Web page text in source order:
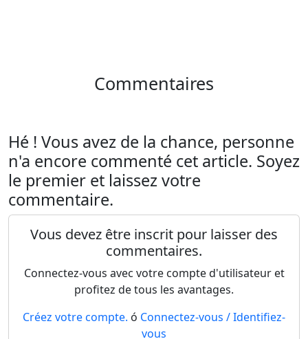
Commentaires
Hé ! Vous avez de la chance, personne
n'a encore commenté cet article. Soyez
le premier et laissez votre
commentaire.
Vous devez être inscrit pour laisser des
commentaires.
Connectez-vous avec votre compte d'utilisateur et
profitez de tous les avantages.
Créez votre compte. ó Connectez-vous / Identifiez-
vous